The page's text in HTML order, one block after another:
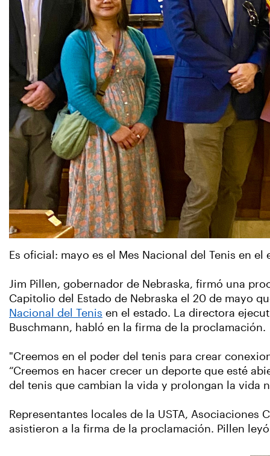
Es oficial: mayo es el Mes Nacional del Tenis en el
Jim Pillen, gobernador de Nebraska, firmó una
Capitolio del Estado de Nebraska el 20 de mayo
Nacional del Tenis en el estado. La directora
Buschmann, habló en la firma de la proclamación.
"Creemos en el poder del tenis para crear
“Creemos en hacer crecer un deporte que esté
del tenis que cambian la vida y prolongan la vida
Representantes locales de la USTA, Asociaciones
asistieron a la firma de la proclamación. Pillen